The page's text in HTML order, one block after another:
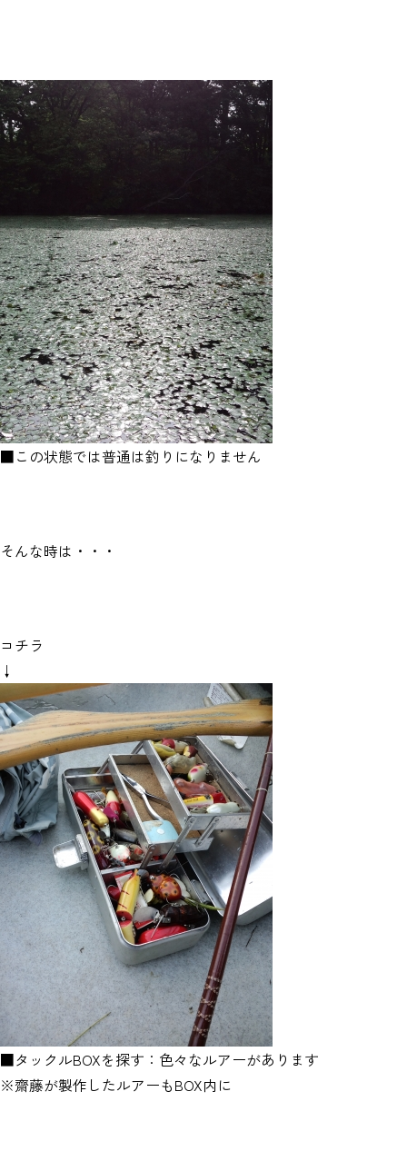
■この状態では普通は釣りになりません
そんな時は・・・
コチラ
↓
■タックルBOXを探す：色々なルアーがあります
※齋藤が製作したルアーもBOX内に